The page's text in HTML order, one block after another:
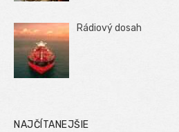
Rádiový dosah
NAJČÍTANEJŠIE